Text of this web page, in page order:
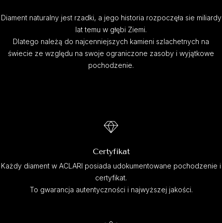
Diament naturalny jest rzadki, a jego historia rozpoczęła sie miliardy
lat temu w głębi Ziemi.
Dlatego należą do najcenniejszych kamieni szlachetnych na
świecie ze względu na swoje ograniczone zasoby i wyjątkowe
pochodzenie.
Certyfikat
Każdy diament w ACLARI posiada udokumentowane pochodzenie i
certyfikat.
To gwarancja autentyczności i najwyższej jakości.